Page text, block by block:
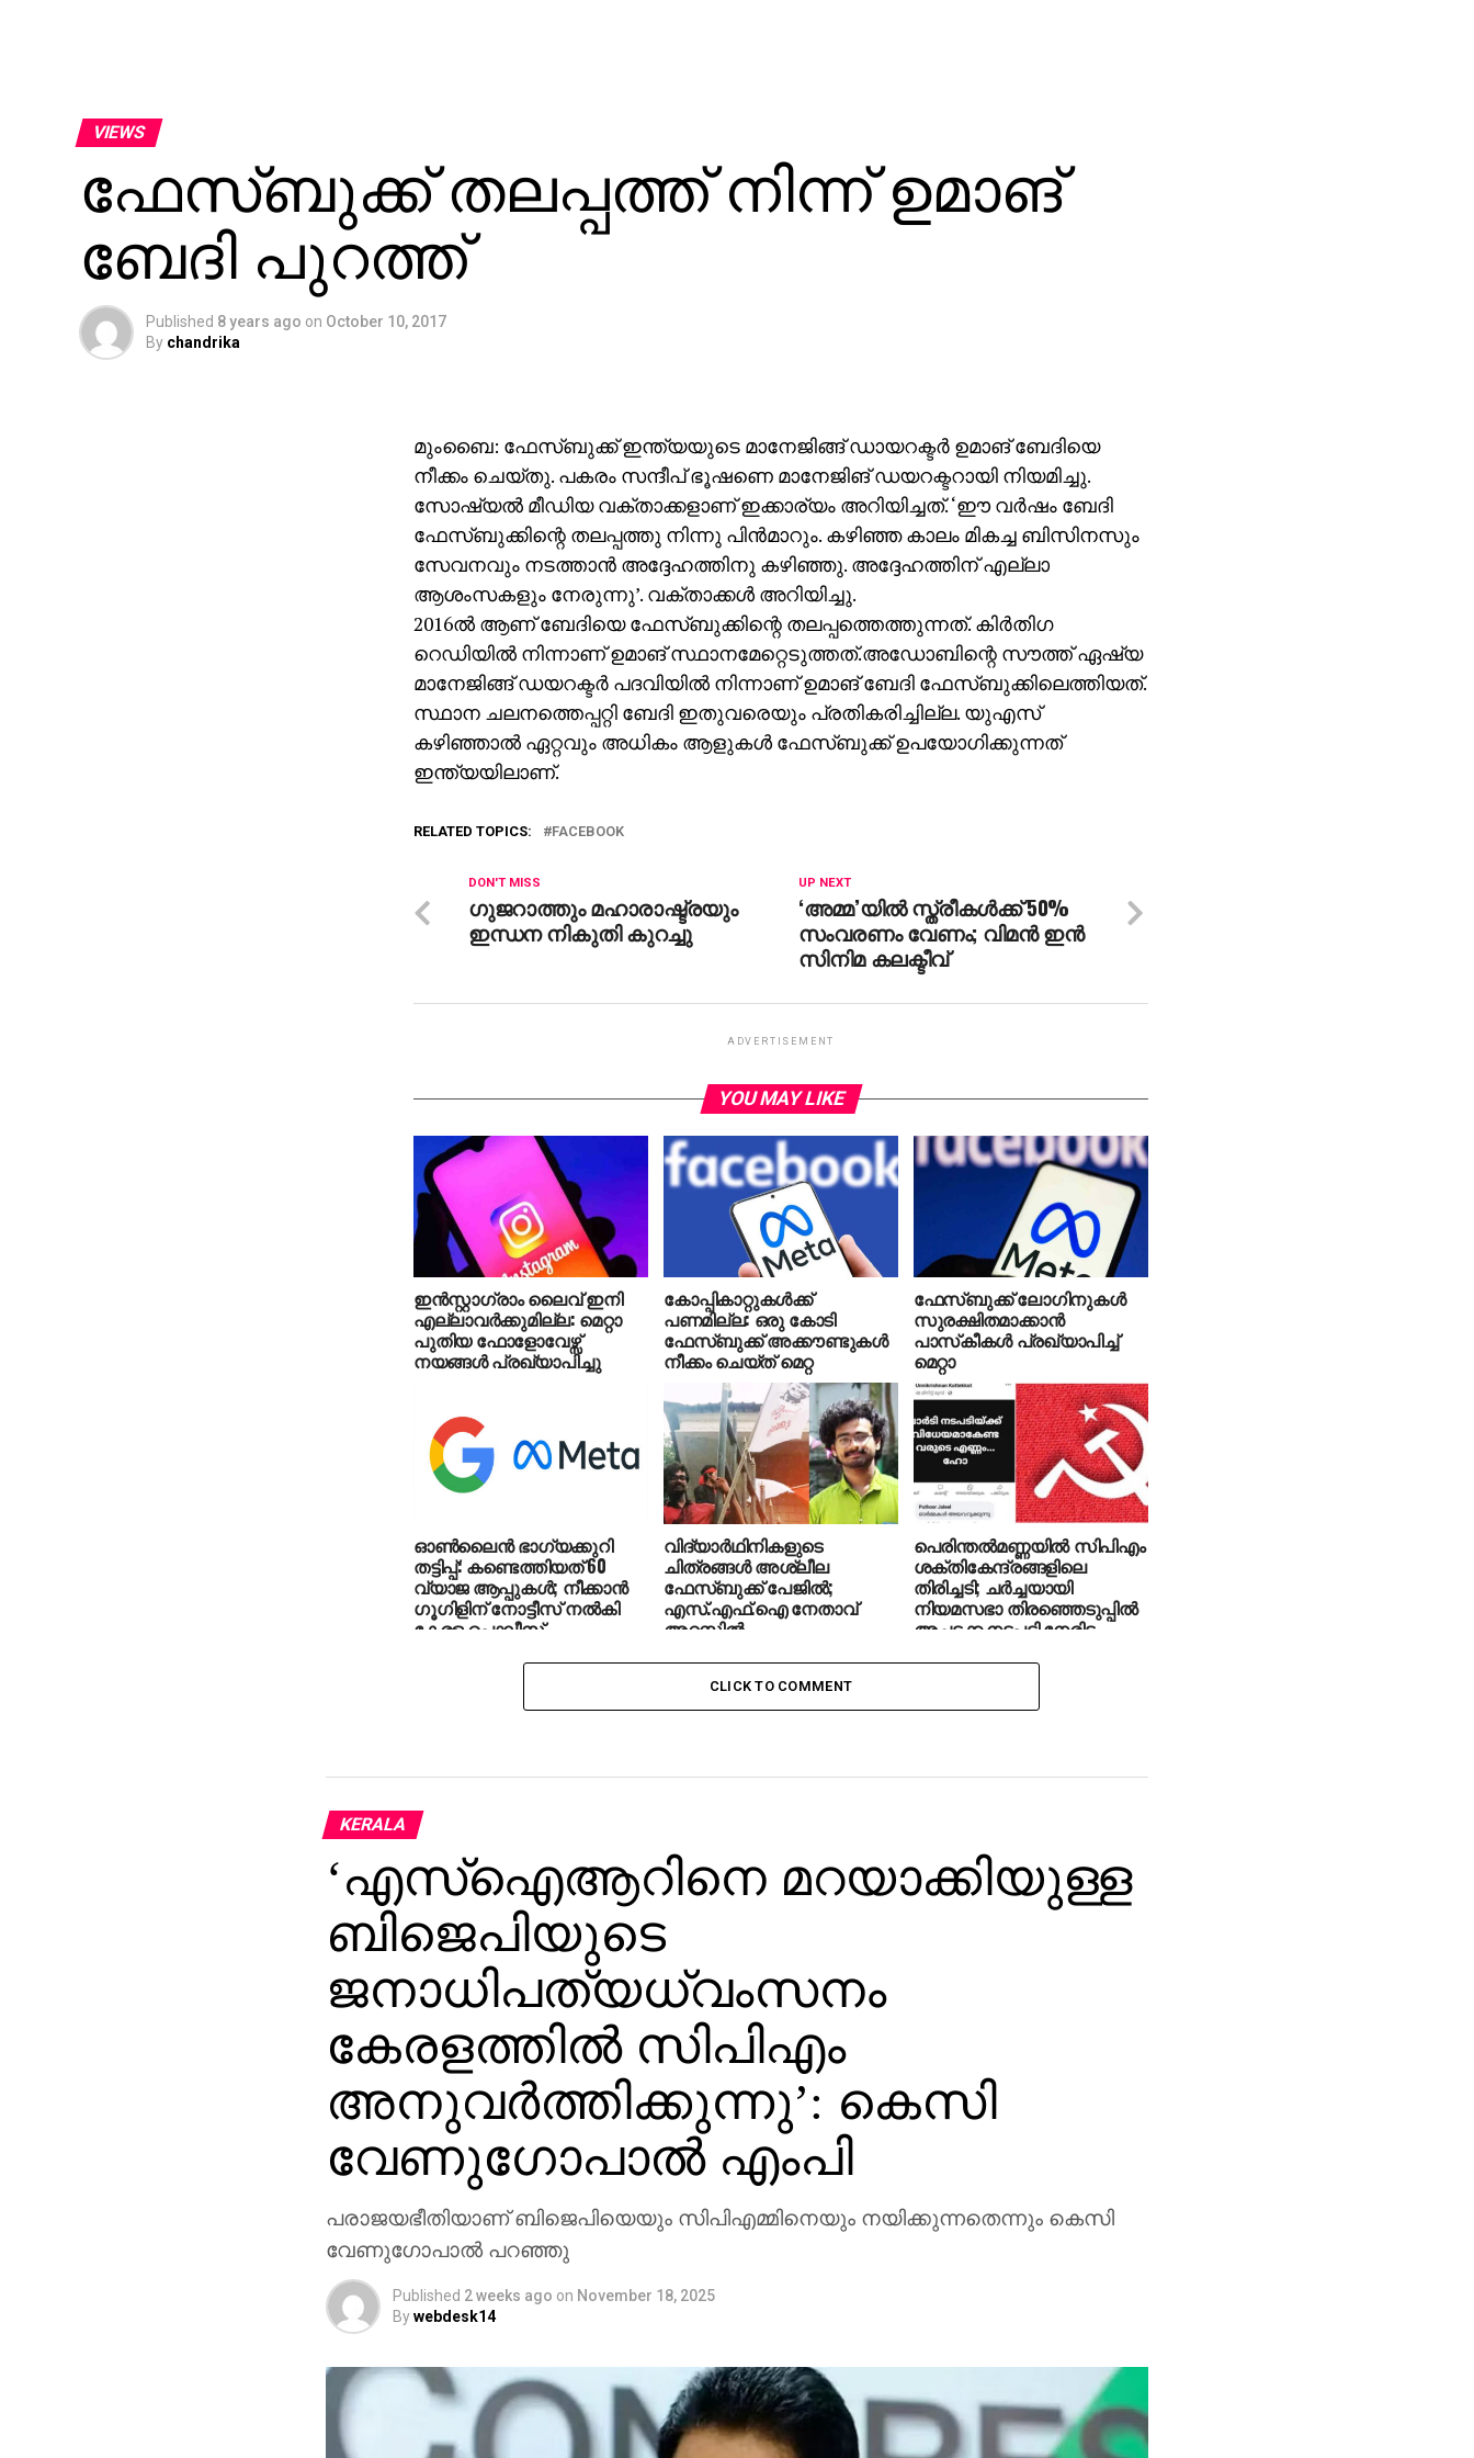
VIEWS
ഫേസ്ബുക്ക് തലപ്പത്ത് നിന്ന് ഉമാങ്
ബേദി പുറത്ത്
Published 8 years ago on October 10, 2017
By chandrika
മുംബൈ: ഫേസ്ബുക്ക് ഇന്ത്യയുടെ മാനേജിങ്ങ് ഡായറക്ടര്‍ ഉമാങ് ബേദിയെ
നീക്കം ചെയ്തു. പകരം സന്ദീപ് ഭൂഷണെ മാനേജിങ് ഡയറക്ടറായി നിയമിച്ചു.
സോഷ്യല്‍ മീഡിയ വക്താക്കളാണ് ഇക്കാര്യം അറിയിച്ചത്. ‘ഈ വര്‍ഷം ബേദി
ഫേസ്ബുക്കിന്റെ തലപ്പത്തു നിന്നു പിന്‍മാറും. കഴിഞ്ഞ കാലം മികച്ച ബിസിനസും
സേവനവും നടത്താന്‍ അദ്ദേഹത്തിനു കഴിഞ്ഞു. അദ്ദേഹത്തിന് എല്ലാ
ആശംസകളും നേരുന്നു’. വക്താക്കള്‍ അറിയിച്ചു.
2016ല്‍ ആണ് ബേദിയെ ഫേസ്ബുക്കിന്റെ തലപ്പത്തെത്തുന്നത്. കിര്‍തിഗ
റെഡിയില്‍ നിന്നാണ് ഉമാങ് സ്ഥാനമേറ്റെടുത്തത്.അഡോബിന്റെ സൗത്ത് ഏഷ്യ
മാനേജിങ്ങ് ഡയറക്ടര്‍ പദവിയില്‍ നിന്നാണ് ഉമാങ് ബേദി ഫേസ്ബുക്കിലെത്തിയത്.
സ്ഥാന ചലനത്തെപ്പറ്റി ബേദി ഇതുവരെയും പ്രതികരിച്ചില്ല. യുഎസ്
കഴിഞ്ഞാല്‍ ഏറ്റവും അധികം ആളുകള്‍ ഫേസ്ബുക്ക് ഉപയോഗിക്കുന്നത്
ഇന്ത്യയിലാണ്.
RELATED TOPICS: FACEBOOK
UP NEXT
‘അമ്മ’യില്‍ സ്ത്രീകള്‍ക്ക് 50%
സംവരണം വേണം; വിമന്‍ ഇന്‍
സിനിമ കലക്ടീവ്
DON'T MISS
ഗുജറാത്തും മഹാരാഷ്ട്രയും
ഇന്ധന നികുതി കുറച്ചു
ADVERTISEMENT
YOU MAY LIKE
ഇന്‍സ്റ്റാഗ്രാം ലൈവ് ഇനി
എല്ലാവര്‍ക്കുമില്ല: മെറ്റാ
പുതിയ ഫോളോവേഴ്സ്
നയങ്ങള്‍ പ്രഖ്യാപിച്ചു
കോപ്പികാറ്റുകള്‍ക്ക്
പണമില്ല: ഒരു കോടി
ഫേസ്ബുക്ക് അക്കൗണ്ടുകള്‍
നീക്കം ചെയ്ത് മെറ്റ
ഫേസ്ബുക്ക് ലോഗിനുകള്‍
സുരക്ഷിതമാക്കാന്‍
പാസ്‌കീകള്‍ പ്രഖ്യാപിച്ച്
മെറ്റാ
ഓൺലൈൻ ഭാഗ്യക്കുറി
തട്ടിപ്പ്: കണ്ടെത്തിയത് 60
വ്യാജ ആപ്പുകൾ; നീക്കാൻ
ഗൂഗിളിന് നോട്ടീസ് നൽകി
കേരള പൊലീസ്
വിദ്യാര്‍ഥിനികളുടെ
ചിത്രങ്ങള്‍ അശ്ലീല
ഫേസ്ബുക്ക് പേജില്‍;
എസ്.എഫ്.ഐ നേതാവ്
അറസ്റ്റിൽ
പെരിന്തല്‍മണ്ണയില്‍ സിപിഎം
ശക്തികേന്ദ്രങ്ങളിലെ
തിരിച്ചടി; ചര്‍ച്ചയായി
നിയമസഭാ തിരഞ്ഞെടുപ്പില്‍
അച്ചടക്ക നടപടി നേരിട്ട
പോസ്റ്റ്
CLICK TO COMMENT
KERALA
‘എസ്‌ഐആറിനെ മറയാക്കിയുള്ള
ബിജെപിയുടെ
ജനാധിപത്യധ്വംസനം
കേരളത്തില്‍ സിപിഎം
അനുവര്‍ത്തിക്കുന്നു’: കെസി
വേണുഗോപാല്‍ എംപി
പരാജയഭീതിയാണ് ബിജെപിയെയും സിപിഎമ്മിനെയും നയിക്കുന്നതെന്നും കെസി
വേണുഗോപാല്‍ പറഞ്ഞു
Published 2 weeks ago on November 18, 2025
Bywebdesk14